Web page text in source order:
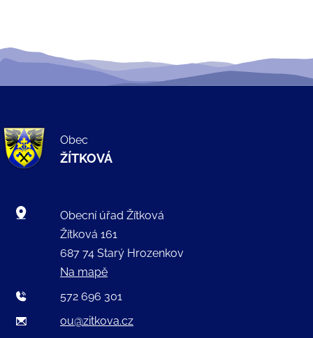
Obec
ŽÍTKOVÁ
Obecní úřad Žítková
Žítková 161
687 74 Starý Hrozenkov
Na mapě
572 696 301
ou@zitkova.cz